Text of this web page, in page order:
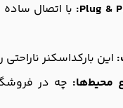
این بارکداسکنر
محیط‌ها: